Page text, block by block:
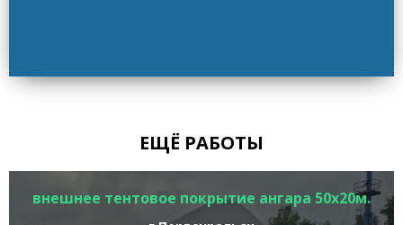
ЕЩЁ РАБОТЫ
внешнее тентовое покрытие ангара 50х20м.